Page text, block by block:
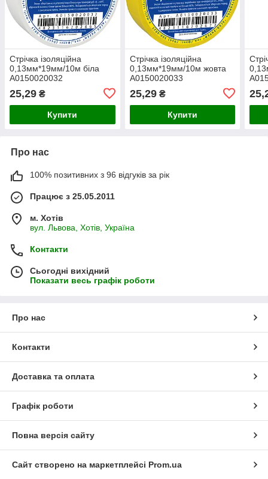
Стрічка ізоляційна
0,13мм*19мм/10м біла
A0150020032
25,29 ₴
Купити
Стрічка ізоляційна
0,13мм*19мм/10м жовта
A0150020033
25,29₴
Купити
Про нас
100% позитивних з 96 відгуків за рік
Працює з 25.05.2011
м. Хотів
вул. Львова, Хотів, Україна
Контакти
Сьогодні вихідний
Показати весь графік роботи
Про нас
Контакти
Доставка та оплата
Графік роботи
Повна версія сайту
Сайт створено на маркетплейсі Prom.ua